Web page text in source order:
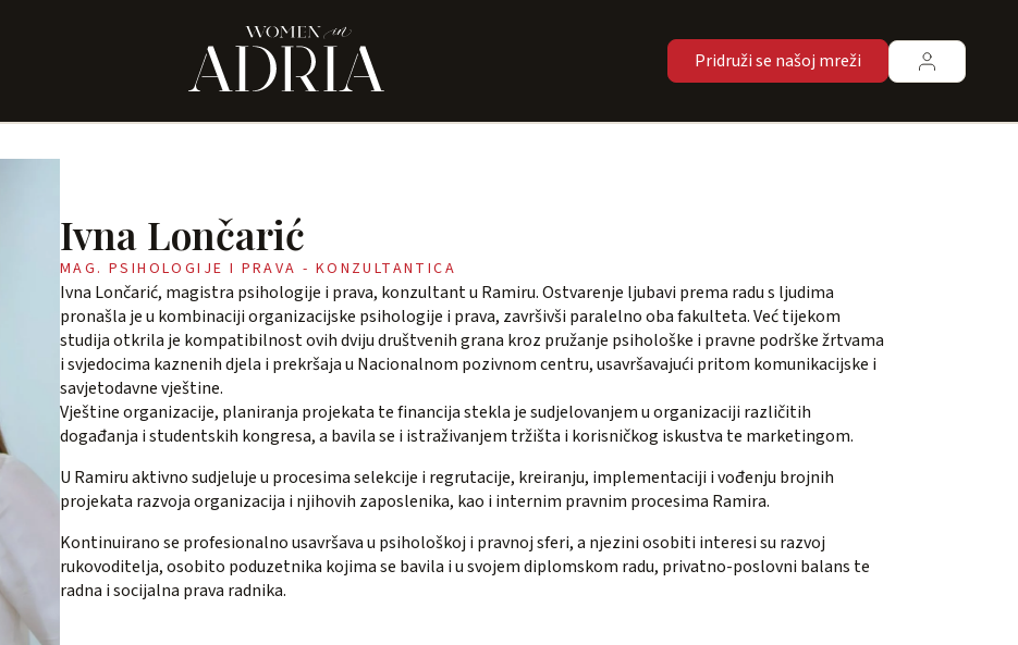
Pridruži se našoj mreži
Ivna Lončarić
MAG. PSIHOLOGIJE I PRAVA - KONZULTANTICA
Ivna Lončarić, magistra psihologije i prava, konzultant u Ramiru. Ostvarenje ljubavi prema radu s ljudima
pronašla je u kombinaciji organizacijske psihologije i prava, završivši paralelno oba fakulteta. Već tijekom
studija otkrila je kompatibilnost ovih dviju društvenih grana kroz pružanje psihološke i pravne podrške žrtvama
i svjedocima kaznenih djela i prekršaja u Nacionalnom pozivnom centru, usavršavajući pritom komunikacijske i
savjetodavne vještine.
Vještine organizacije, planiranja projekata te financija stekla je sudjelovanjem u organizaciji različitih
događanja i studentskih kongresa, a bavila se i istraživanjem tržišta i korisničkog iskustva te marketingom.
U Ramiru aktivno sudjeluje u procesima selekcije i regrutacije, kreiranju, implementaciji i vođenju brojnih
projekata razvoja organizacija i njihovih zaposlenika, kao i internim pravnim procesima Ramira.
Kontinuirano se profesionalno usavršava u psihološkoj i pravnoj sferi, a njezini osobiti interesi su razvoj
rukovoditelja, osobito poduzetnika kojima se bavila i u svojem diplomskom radu, privatno-poslovni balans te
radna i socijalna prava radnika.